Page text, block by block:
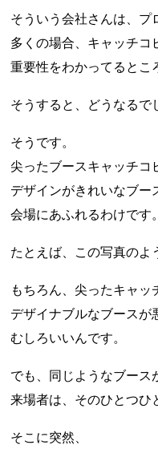
そういう会社さんは、プ
多くの場合、キャッチコ
重要性をわかってるとこ
そうすると、どうなるで
そうです。
尖ったブースキャッチコ
デザインがきれいなブー
会場にあふれるわけです。
たとえば、この写真のよ
もちろん、尖ったキャッ
デザイナブルなブースが
むしろいいんです。
でも、同じようなブース
来場者は、そのひとつひ
そこに突然、